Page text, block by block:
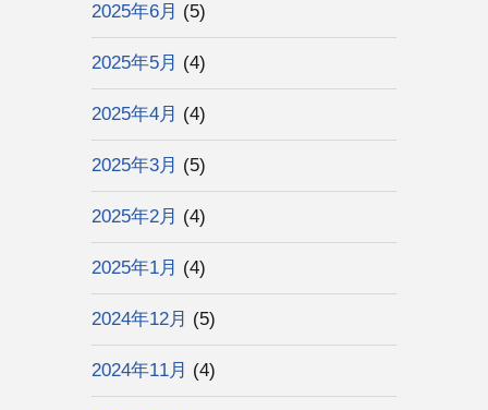
2025年6月 (5)
2025年5月 (4)
2025年4月 (4)
2025年3月 (5)
2025年2月 (4)
2025年1月 (4)
2024年12月 (5)
2024年11月 (4)